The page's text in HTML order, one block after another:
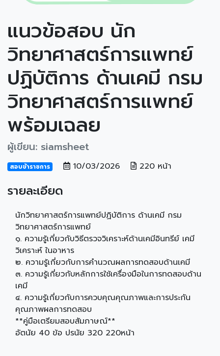
แนวข้อสอบ นัก
วิทยาศาสตร์การแพทย์
ปฏิบัติการ ด้านเคมี กรม
วิทยาศาสตร์การแพทย์
พร้อมเฉลย
ผู้เขียน: siamsheet
สอบข้าราชการ 10/03/2026 220 หน้า
รายละเอียด
นักวิทยาศาสตร์การแพทย์ปฏิบัติการ ด้านเคมี กรม
วิทยาศาสตร์การแพทย์
๑. ความรู้เกี่ยวกับวิธีตรวจวิเคราะห์ด้านเคมีอินทรีย์ เคมี
วิเคราะห์ ในอาหาร
๒. ความรู้เกี่ยวกับการคำนวณผลการทดสอบด้านเคมี
๓. ความรู้เกี่ยวกับหลักการใช้เครื่องมือในการทดสอบด้าน
เคมี
๔. ความรู้เกี่ยวกับการควบคุณคุณภาพและการประกัน
คุณภาพผลการทดสอบ
**คู่มือเตรียมสอบสัมภาษณ์**
อัตนัย 40 ข้อ ปรนัย 320 220หน้า